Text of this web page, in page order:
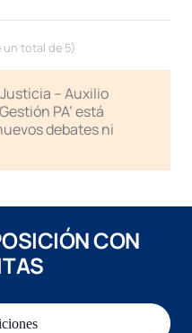
un total de 5)
– Auxilio
PA’ está
debates ni
CON